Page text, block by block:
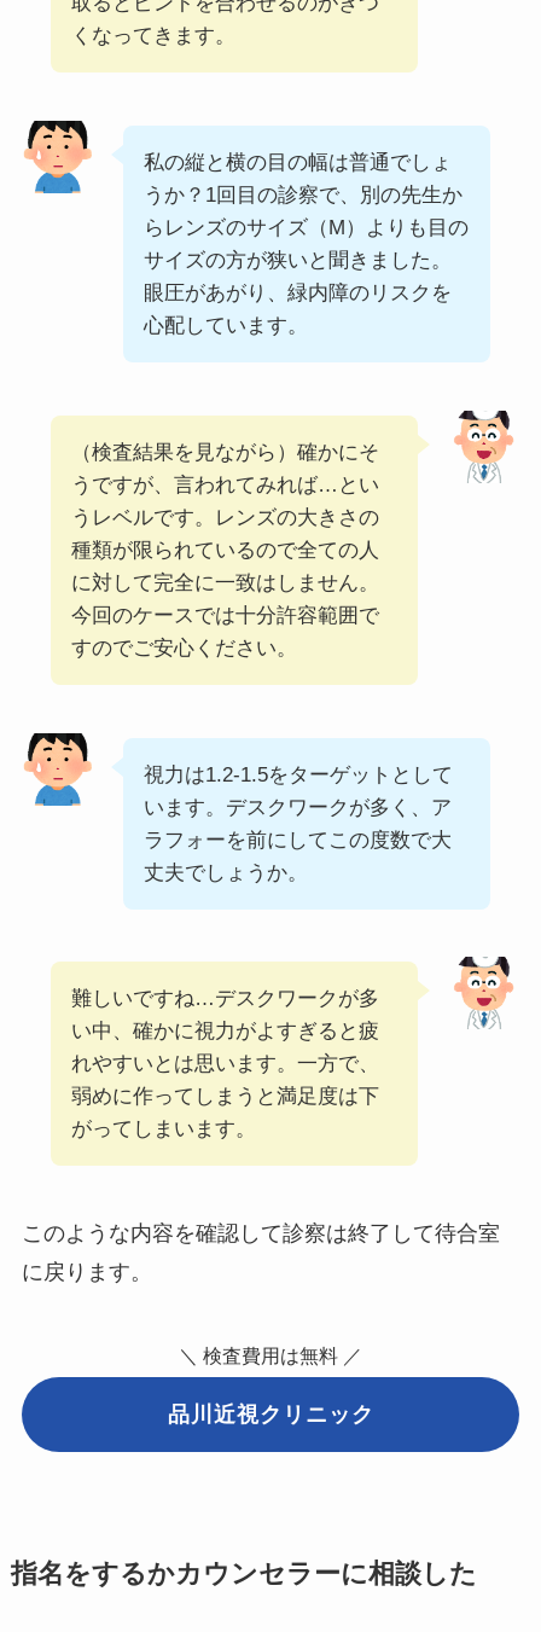
くなってきます。
私の縦と横の目の幅は普通でしょ
うか？1回目の診察で、別の先生か
らレンズのサイズ（M）よりも目の
サイズの方が狭いと聞きました。
眼圧があがり、緑内障のリスクを
心配しています。
（検査結果を見ながら）確かにそ
うですが、言われてみれば…とい
うレベルです。レンズの大きさの
種類が限られているので全ての人
に対して完全に一致はしません。
今回のケースでは十分許容範囲で
すのでご安心ください。
視力は1.2-1.5をターゲットとして
います。デスクワークが多く、ア
ラフォーを前にしてこの度数で大
丈夫でしょうか。
難しいですね…デスクワークが多
い中、確かに視力がよすぎると疲
れやすいとは思います。一方で、
弱めに作ってしまうと満足度は下
がってしまいます。
このような内容を確認して診察は終了して待合室
に戻ります。
＼ 検査費用は無料 ／
品川近視クリニック
指名をするかカウンセラーに相談した